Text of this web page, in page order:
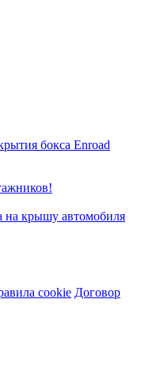
бокса Enroad
на крышу автомобиля
cookie Договор